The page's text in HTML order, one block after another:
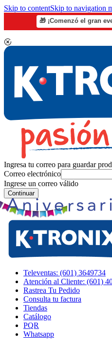
Skip to contentSkip to navigation
🎁 ¡Comenzó el gran
Ingresa tu correo para guardar
Correo electrónico
Ingrese un correo válido
Continuar
Televentas: (601) 3649734
Atención al Cliente: (601)
Rastrea Tu Pedido
Consulta tu factura
Tiendas
Catálogo
PQR
Whatsapp